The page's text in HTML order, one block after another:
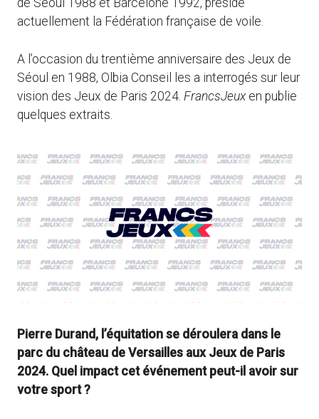
de Séoul 1988 et Barcelone 1992, préside
actuellement la Fédération française de voile.
A l’occasion du trentième anniversaire des Jeux de
Séoul en 1988, Olbia Conseil les a interrogés sur leur
vision des Jeux de Paris 2024. FrancsJeuxen publie
quelques extraits.
Pierre Durand, l’équitation se déroulera dans le
parc du château de Versailles aux Jeux de Paris
2024. Quel impact cet événement peut-il avoir sur
votre sport ?